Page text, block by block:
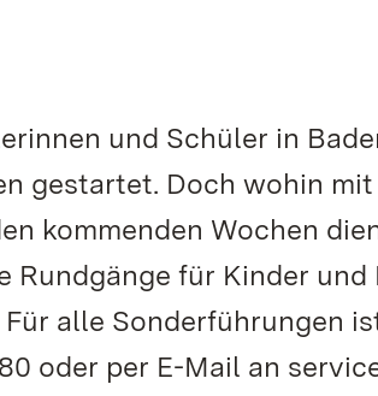
und Schüler in
gestartet. Doch wohin
kommenden Wochen
für Kinder und
alle Sonderführungen
oder per E-Mail an